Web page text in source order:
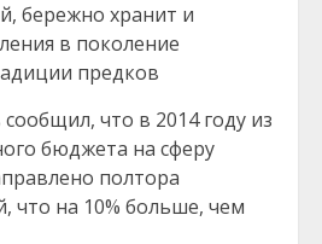
бережно хранит и
в поколение
предков
что в 2014 году из
бюджета на сферу
полтора
что на 10% больше, чем